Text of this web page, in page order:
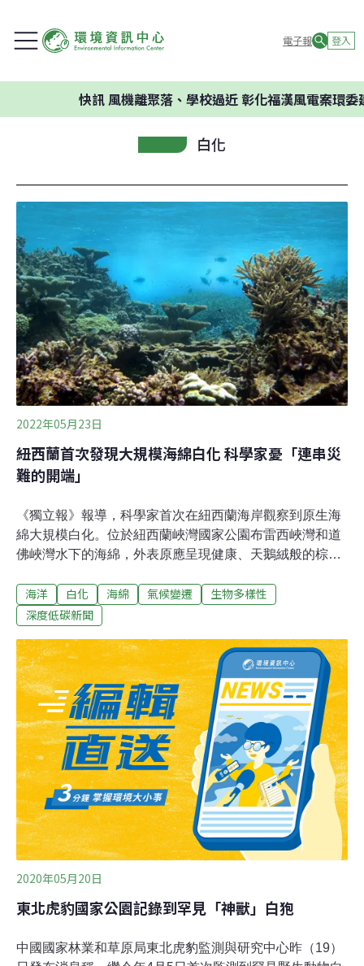
電子報 登入
風機離聚落、學校過近 彰化福漢風電案環委建議不
白化
2022年05月23日
紐西蘭首次發現大規模海綿白化 科學家憂「連串災
難的開端」
《獨立報》報導，科學家首次在紐西蘭海岸觀察到原生海
綿大規模白化。位於紐西蘭峽灣國家公園布雷西峽灣和道
佛峽灣水下的海綿，外表原應呈現健康、天鵝絨般的棕
題嚴重威靈頓維多利亞大學（Victoria University of
Wellington）海洋生物學教授貝爾（James Bell）在4月的
只在紐西蘭未曾發現過，就連在國際上，也少有人回報寒
冷水域發生類似事件。「這凸顯了氣候問題的嚴重性。紐
西蘭周圍有這麼多物種，我們不知道牠們的耐熱程度究竟
如何，」貝爾說。這次受影響的海綿是紐西蘭800多種海
綿物種的其中一種，分布在布雷西峽灣附近十幾處。在某
些地區，多達95%的海綿已經失去了顏色。「我們粗估至
少有數十萬株海綿已經白化，甚至更多，」貝爾說。提供
魚類棲身之所 海綿生態功能重要科學家們推測海綿白化速
海洋 白化 海綿 氣候變遷
生物多樣性
深度低碳新聞
2020年05月20日
東北虎豹國家公園記錄到罕見「神獸」白狍
中國國家林業和草原局東北虎豹監測與研究中心昨（19）